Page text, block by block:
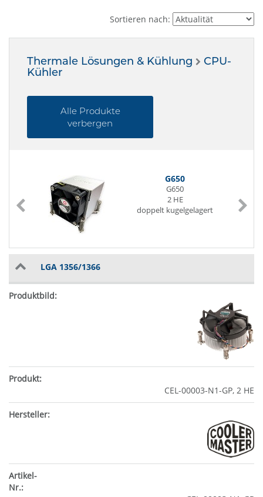
Sortieren nach:
Thermale Lösungen & Kühlung
CPU-
Kühler
Alle Produkte
verbergen
G650
G650
2 HE
doppelt kugelgelagert
LGA 1356/1366
CEL-00003-N1-GP, 2 HE